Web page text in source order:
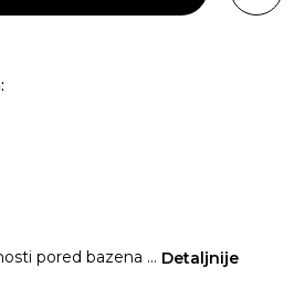
pored bazena ... Detaljnije